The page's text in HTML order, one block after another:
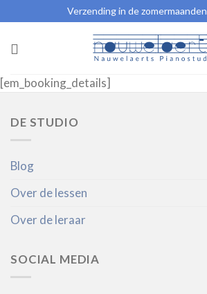
naar
inhoud
Verzending in de zomermaanden
[em_booking_details]
DE STUDIO
Blog
Over de lessen
Over de leraar
SOCIAL MEDIA